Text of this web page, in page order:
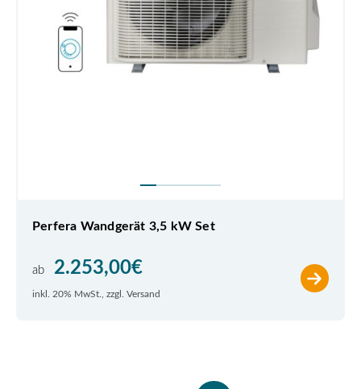
Perfera Wandgerät 3,5 kW Set
ab 2.253,00€
inkl. 20% MwSt., zzgl. Versand